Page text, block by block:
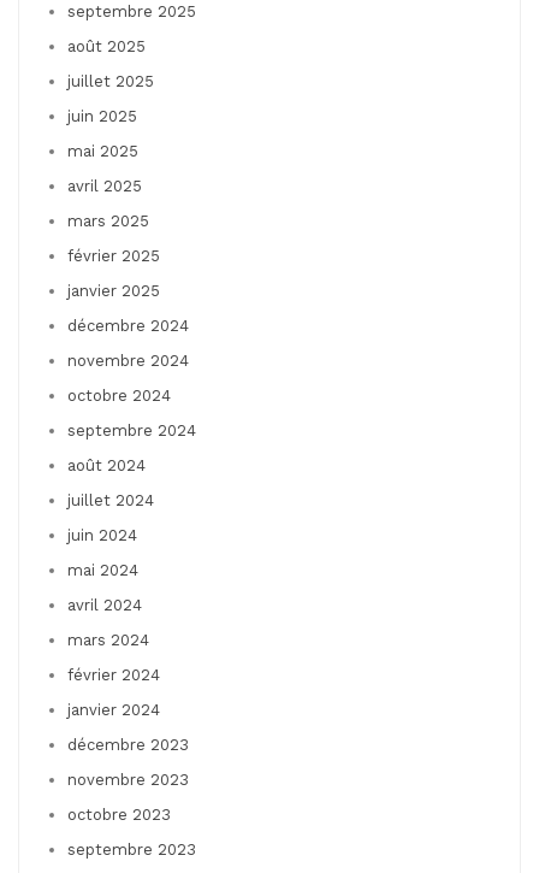
septembre 2025
août 2025
juillet 2025
juin 2025
mai 2025
avril 2025
mars 2025
février 2025
janvier 2025
décembre 2024
novembre 2024
octobre 2024
septembre 2024
août 2024
juillet 2024
juin 2024
mai 2024
avril 2024
mars 2024
février 2024
janvier 2024
décembre 2023
novembre 2023
octobre 2023
septembre 2023